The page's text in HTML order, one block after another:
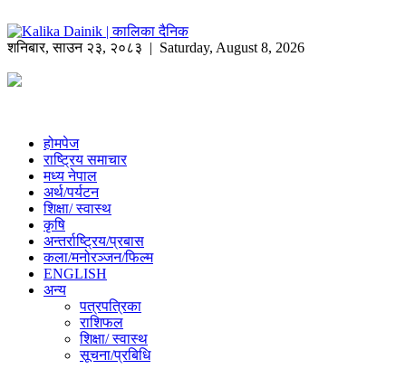
शनिबार,साउन २३, २०८३ | Saturday, August 8, 2026
होमपेज
राष्ट्रिय समाचार
मध्य नेपाल
अर्थ/पर्यटन
शिक्षा/ स्वास्थ
कृषि
अन्तर्राष्ट्रिय/प्रबास
कला/मनोरञ्जन/फिल्म
ENGLISH
अन्य
पत्रपत्रिका
राशिफल
शिक्षा/ स्वास्थ
सूचना/प्रबिधि